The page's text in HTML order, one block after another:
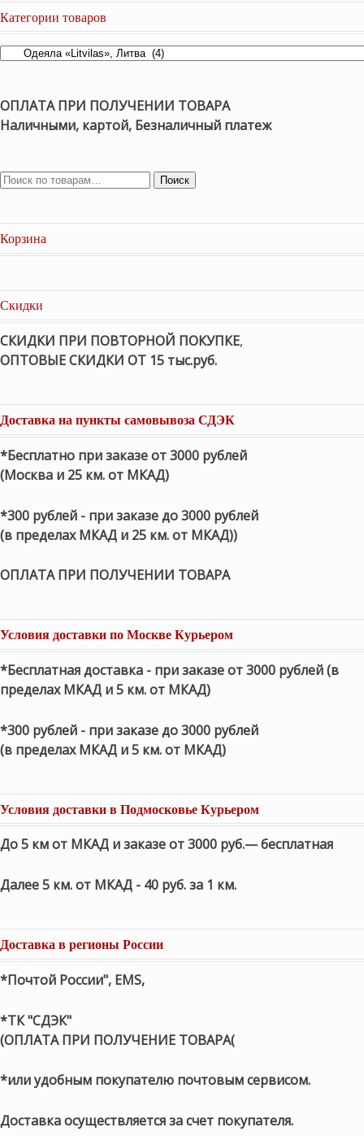
Категории товаров
ОПЛАТА ПРИ ПОЛУЧЕНИИ ТОВАРА
Наличными, картой, Безналичный платеж
Поиск
Корзина
Скидки
СКИДКИ ПРИ ПОВТОРНОЙ ПОКУПКЕ,
ОПТОВЫЕ СКИДКИ ОТ 15 тыс.руб.
Доставка на пункты самовывоза СДЭК
*Бесплатно при заказе от 3000 рублей
(Москва и 25 км. от МКАД)
*300 рублей - при заказе до 3000 рублей
(в пределах МКАД и 25 км. от МКАД))
ОПЛАТА ПРИ ПОЛУЧЕНИИ ТОВАРА
Условия доставки по Москве Курьером
*Бесплатная доставка - при заказе от 3000 рублей (в
пределах МКАД и 5 км. от МКАД)
*300 рублей - при заказе до 3000 рублей
(в пределах МКАД и 5 км. от МКАД)
Условия доставки в Подмосковье Курьером
До 5 км от МКАД и заказе от 3000 руб.— бесплатная
Далее 5 км. от МКАД - 40 руб. за 1 км.
Доставка в регионы России
*Почтой России", EMS,
*ТК "СДЭК"
(ОПЛАТА ПРИ ПОЛУЧЕНИЕ ТОВАРА(
*или удобным покупателю почтовым сервисом.
Доставка осуществляется за счет покупателя.